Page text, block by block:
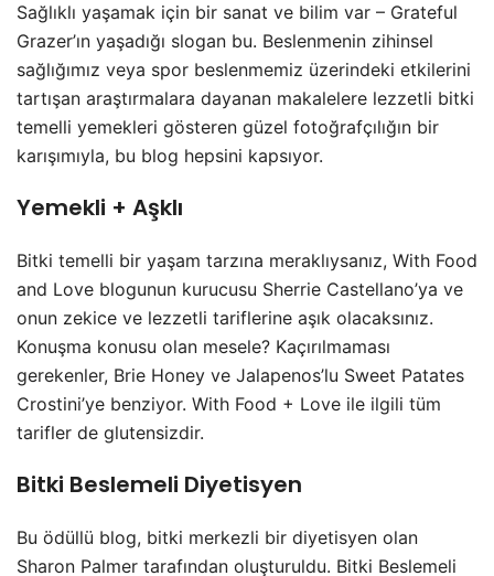
Sağlıklı yaşamak için bir sanat ve bilim var – Grateful
Grazer’ın yaşadığı slogan bu. Beslenmenin zihinsel
sağlığımız veya spor beslenmemiz üzerindeki etkilerini
tartışan araştırmalara dayanan makalelere lezzetli bitki
temelli yemekleri gösteren güzel fotoğrafçılığın bir
karışımıyla, bu blog hepsini kapsıyor.
Yemekli + Aşklı
Bitki temelli bir yaşam tarzına meraklıysanız, With Food
and Love blogunun kurucusu Sherrie Castellano’ya ve
onun zekice ve lezzetli tariflerine aşık olacaksınız.
Konuşma konusu olan mesele? Kaçırılmaması
gerekenler, Brie Honey ve Jalapenos’lu Sweet Patates
Crostini’ye benziyor. With Food + Love ile ilgili tüm
tarifler de glutensizdir.
Bitki Beslemeli Diyetisyen
Bu ödüllü blog, bitki merkezli bir diyetisyen olan
Sharon Palmer tarafından oluşturuldu. Bitki Beslemeli